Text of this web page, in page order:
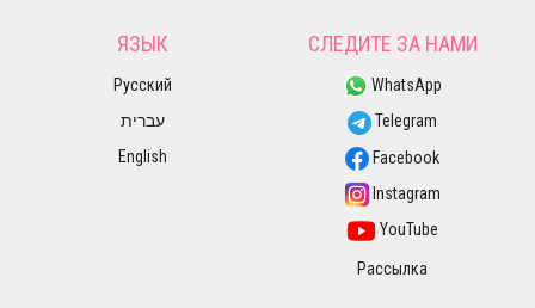
ЯЗЫК
Русский
עברית
English
СЛЕДИТЕ ЗА НАМИ
WhatsApp
Telegram
Facebook
Instagram
YouTube
Рассылка